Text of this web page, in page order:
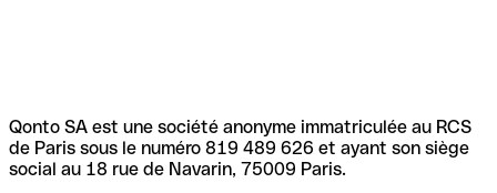
Qonto SA est une société anonyme immatriculée au RCS
de Paris sous le numéro 819 489 626 et ayant son siège
social au 18 rue de Navarin, 75009 Paris.